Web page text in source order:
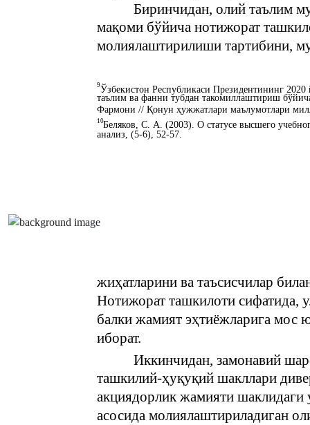
Биринчидан, олий таълим
мақоми бўйича нотижорат
молиялаштирилиши тартибини,
9Ўзбекистон Республикаси Президентининг
таълим ва фанни тубдан такомиллаштириш
Фармони // Қонун ҳужжатлари маълумотлари
10Беляков, С. А. (2003). О статусе высшего
анализ, (5-6), 52-57.
жиҳатларини ва таъсисчилар
Нотижорат ташкилоти сифатида,
балки жамият эҳтиёжларига мос
иборат.
Иккинчидан, замонавий
ташкилий-ҳуқуқий шакллари
акциядорлик жамияти шаклидаги
асосида молиялаштириладиган